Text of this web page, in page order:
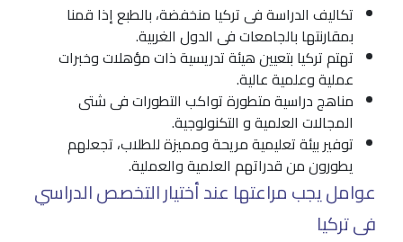
تكاليف الدراسة فى تركيا منخفضة، بالطبع إذا قمنا
بمقارنتها بالجامعات فى الدول الغربية.
تهتم تركيا بتعيين هيئة تدريسية ذات مؤهلات وخبرات
عملية وعلمية عالية.
مناهج دراسية متطورة تواكب التطورات فى شتى
المجالات العلمية و التكنولوجية.
توفير بيئة تعليمية مريحة ومميزة للطلاب، تجعلهم
يطورون من قدراتهم العلمية والعملية.
عوامل يجب مراعتها عند أختيار التخصص الدراسي
فى تركيا